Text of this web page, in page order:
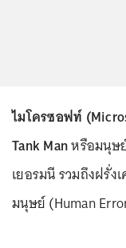
ไมโครซอฟท์
Tank Manหรือมนุษ
เยอรมนี รวมถึงฝรั่
มนุษย์ (Human